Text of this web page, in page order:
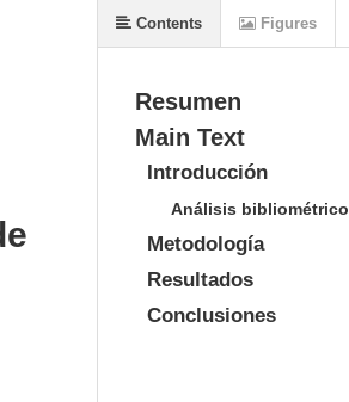
Resumen
Main Text
Introducción
Análisis bibliométrico
Metodología
Resultados
Conclusiones
Contents Figures